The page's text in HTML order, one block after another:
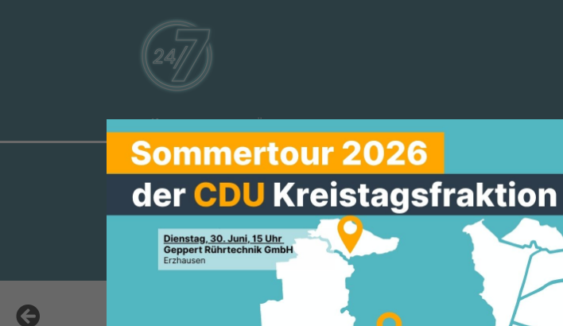
Aktuelles Über uns Vereinigungen Arbeitskreise
VERANSTALTUNG ZUM
GRUNDGESETZES